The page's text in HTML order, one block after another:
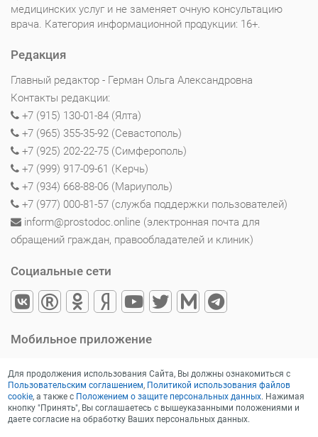
медицинских услуг и не заменяет очную консультацию
врача. Категория информационной продукции: 16+.
Редакция
Главный редактор - Герман Ольга Александровна
Контакты редакции:
+7 (915) 130-01-84 (Ялта)
+7 (965) 355-35-92 (Севастополь)
+7 (925) 202-22-75 (Симферополь)
+7 (999) 917-09-61 (Керчь)
+7 (934) 668-88-06 (Мариуполь)
+7 (977) 000-81-57 (служба поддержки пользователей)
inform@prostodoc.online (электронная почта для
обращений граждан, правообладателей и клиник)
Социальные сети
Мобильное приложение
Для продолжения использования Сайта, Вы должны ознакомиться с
Пользовательским соглашением, Политикой использования файлов
cookie, а также с Положением о защите персональных данных. Нажимая
кнопку "Принять", Вы соглашаетесь с вышеуказанными положениями и
даете согласие на обработку Ваших персональных данных.